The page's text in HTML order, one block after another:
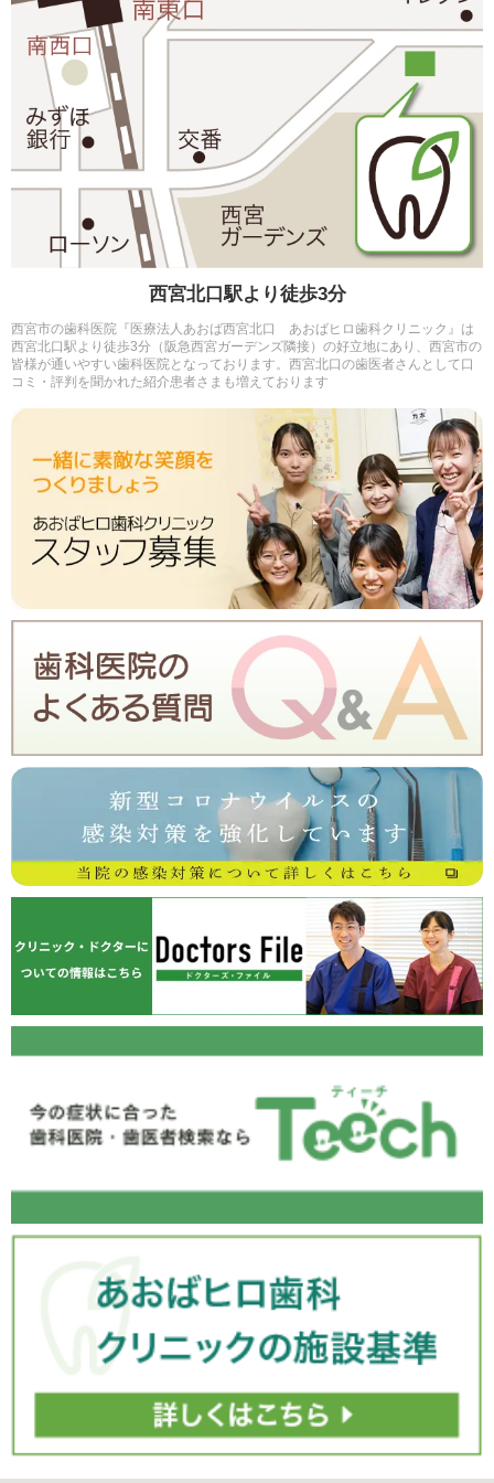
西宮北口駅より徒歩3分
西宮市の歯科医院『医療法人あおば西宮北口 あおばヒロ歯科クリニック』は
西宮北口駅より徒歩3分（阪急西宮ガーデンズ隣接）の好立地にあり、西宮市の
皆様が通いやすい歯科医院となっております。西宮北口の歯医者さんとして口
コミ・評判を聞かれた紹介患者さまも増えております